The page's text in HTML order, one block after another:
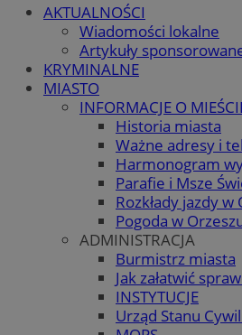
AKTUALNOŚCI
Wiadomości lokalne
Artykuły
KRYMINALNE
MIASTO
INFORMACJE O
Historia miasta
Ważne adresy i
Harmonogram
Parafie i Msze
Rozkłady jazdy w
Pogoda w
ADMINISTRACJA
Burmistrz miasta
Jak załatwić
INSTYTUCJE
Urząd Stanu